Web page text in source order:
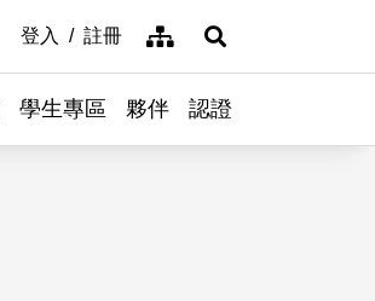
登入 註冊 網站導覽展開搜尋
學生專區 夥伴 認證